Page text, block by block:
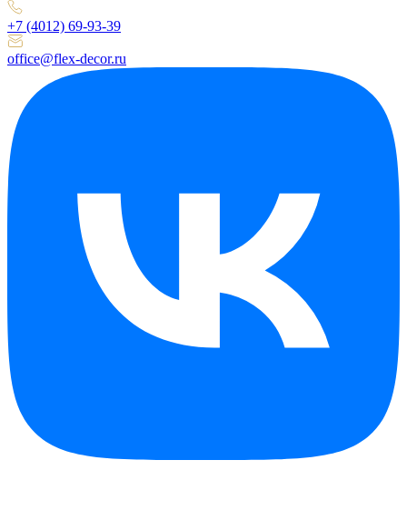
+7 (4012) 69-93-39
office@flex-decor.ru